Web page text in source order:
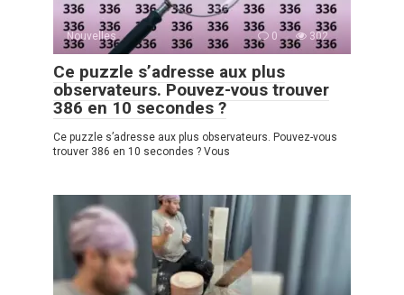
Nouvelles 0 302
Ce puzzle s’adresse aux plus
observateurs. Pouvez-vous trouver
386 en 10 secondes ?
Ce puzzle s’adresse aux plus observateurs. Pouvez-vous
trouver 386 en 10 secondes ? Vous